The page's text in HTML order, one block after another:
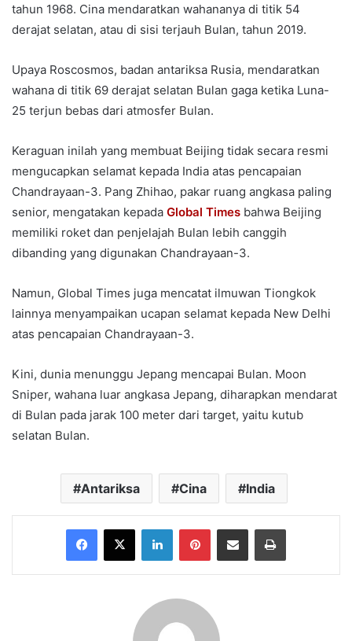
tahun 1968. Cina mendaratkan wahananya di titik 54
derajat selatan, atau di sisi terjauh Bulan, tahun 2019.
Upaya Roscosmos, badan antariksa Rusia, mendaratkan
wahana di titik 69 derajat selatan Bulan gaga ketika Luna-
25 terjun bebas dari atmosfer Bulan.
Keraguan inilah yang membuat Beijing tidak secara resmi
mengucapkan selamat kepada India atas pencapaian
Chandrayaan-3. Pang Zhihao, pakar ruang angkasa paling
senior, mengatakan kepada Global Times bahwa Beijing
memiliki roket dan penjelajah Bulan lebih canggih
dibanding yang digunakan Chandrayaan-3.
Namun, Global Times juga mencatat ilmuwan Tiongkok
lainnya menyampaikan ucapan selamat kepada New Delhi
atas pencapaian Chandrayaan-3.
Kini, dunia menunggu Jepang mencapai Bulan. Moon
Sniper, wahana luar angkasa Jepang, diharapkan mendarat
di Bulan pada jarak 100 meter dari target, yaitu kutub
selatan Bulan.
Antariksa Cina India
Facebook
X LinkedInPinterestShare via Email Print